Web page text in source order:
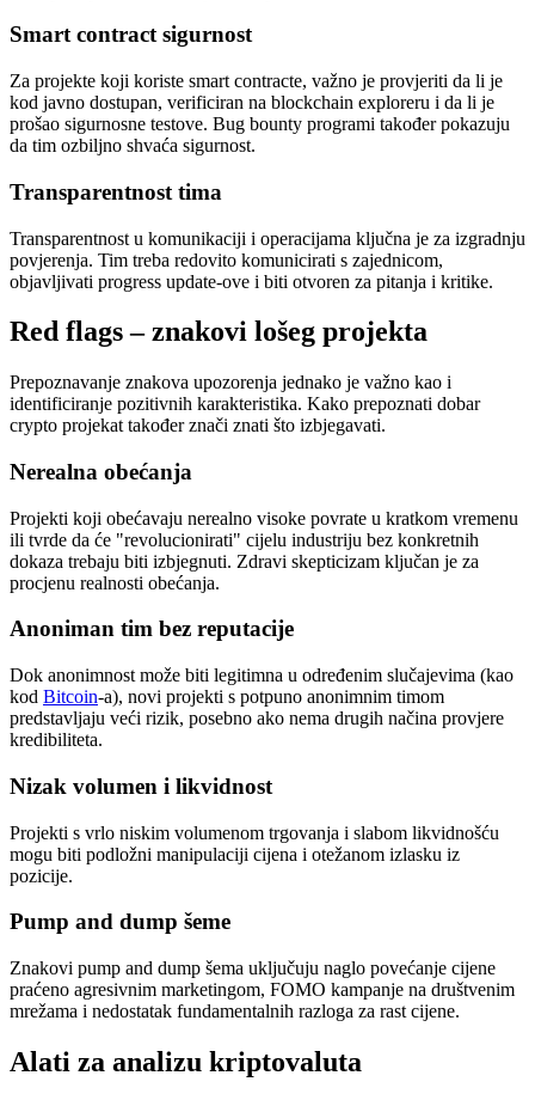
Smart contract sigurnost
Za projekte koji koriste smart contracte, važno je provjeriti da li je
kod javno dostupan, verificiran na blockchain exploreru i da li je
prošao sigurnosne testove. Bug bounty programi također pokazuju
da tim ozbiljno shvaća sigurnost.
Transparentnost tima
Transparentnost u komunikaciji i operacijama ključna je za izgradnju
povjerenja. Tim treba redovito komunicirati s zajednicom,
objavljivati progress update-ove i biti otvoren za pitanja i kritike.
Red flags – znakovi lošeg projekta
Prepoznavanje znakova upozorenja jednako je važno kao i
identificiranje pozitivnih karakteristika. Kako prepoznati dobar
crypto projekat također znači znati što izbjegavati.
Nerealna obećanja
Projekti koji obećavaju nerealno visoke povrate u kratkom vremenu
ili tvrde da će "revolucionirati" cijelu industriju bez konkretnih
dokaza trebaju biti izbjegnuti. Zdravi skepticizam ključan je za
procjenu realnosti obećanja.
Anoniman tim bez reputacije
Dok anonimnost može biti legitimna u određenim slučajevima (kao
kod Bitcoin-a), novi projekti s potpuno anonimnim timom
predstavljaju veći rizik, posebno ako nema drugih načina provjere
kredibiliteta.
Nizak volumen i likvidnost
Projekti s vrlo niskim volumenom trgovanja i slabom likvidnošću
mogu biti podložni manipulaciji cijena i otežanom izlasku iz
pozicije.
Pump and dump šeme
Znakovi pump and dump šema uključuju naglo povećanje cijene
praćeno agresivnim marketingom, FOMO kampanje na društvenim
mrežama i nedostatak fundamentalnih razloga za rast cijene.
Alati za analizu kriptovaluta